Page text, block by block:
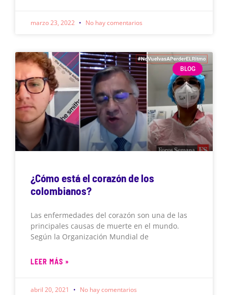
marzo 23, 2022 No hay comentarios
BLOG
¿Cómo está el corazón de los
colombianos?
Las enfermedades del corazón son una de las
principales causas de muerte en el mundo.
Según la Organización Mundial de
LEER MÁS »
abril 20, 2021 No hay comentarios